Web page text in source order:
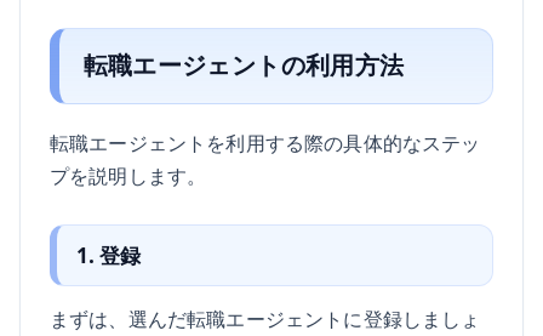
転職エージェントの利用方法
転職エージェントを利用する際の具体的なステッ
プを説明します。
1. 登録
まずは、選んだ転職エージェントに登録しましょ